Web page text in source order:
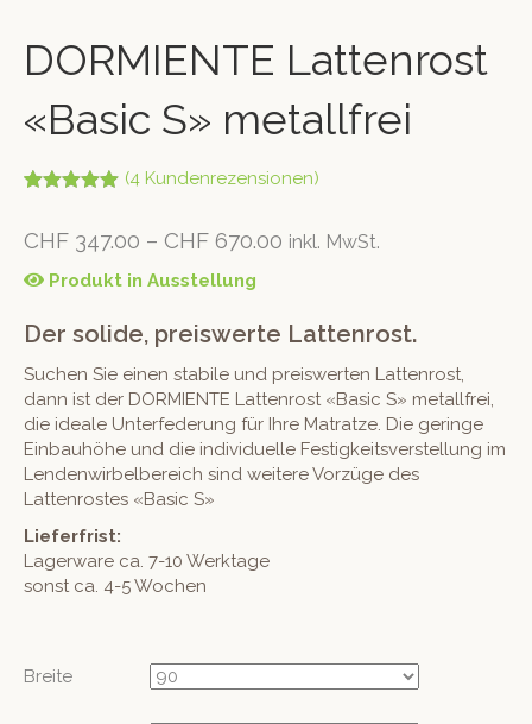
DORMIENTE Lattenrost
«Basic S» metallfrei
basierend
Kundenbew
(4 Kundenrezensionen)
CHF 347.00 – CHF 670.00 inkl. MwSt.
Produkt in Ausstellung
Der solide, preiswerte Lattenrost.
Suchen Sie einen stabile und preiswerten Lattenrost,
dann ist der DORMIENTE Lattenrost «Basic S» metallfrei,
die ideale Unterfederung für Ihre Matratze. Die geringe
Einbauhöhe und die individuelle Festigkeitsverstellung im
Lendenwirbelbereich sind weitere Vorzüge des
Lattenrostes «Basic S»
Lieferfrist:
Lagerware ca. 7-10 Werktage
sonst ca. 4-5 Wochen
Breite